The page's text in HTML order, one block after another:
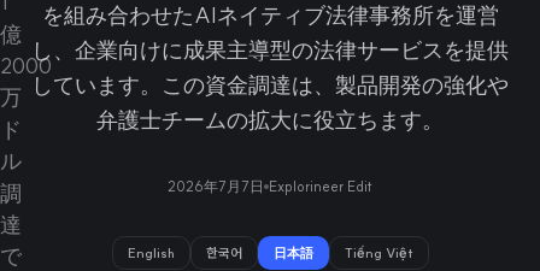
を組み合わせたAIネイティブ法律事務所を運営
し、企業向けに成果主導型の法律サービスを提供
しています。この資金調達は、製品開発の強化や
弁護士チームの拡大に役立ちます。
2026年7月7日 Explorineer Edit
English 한국어 日本語 Tiếng Việt